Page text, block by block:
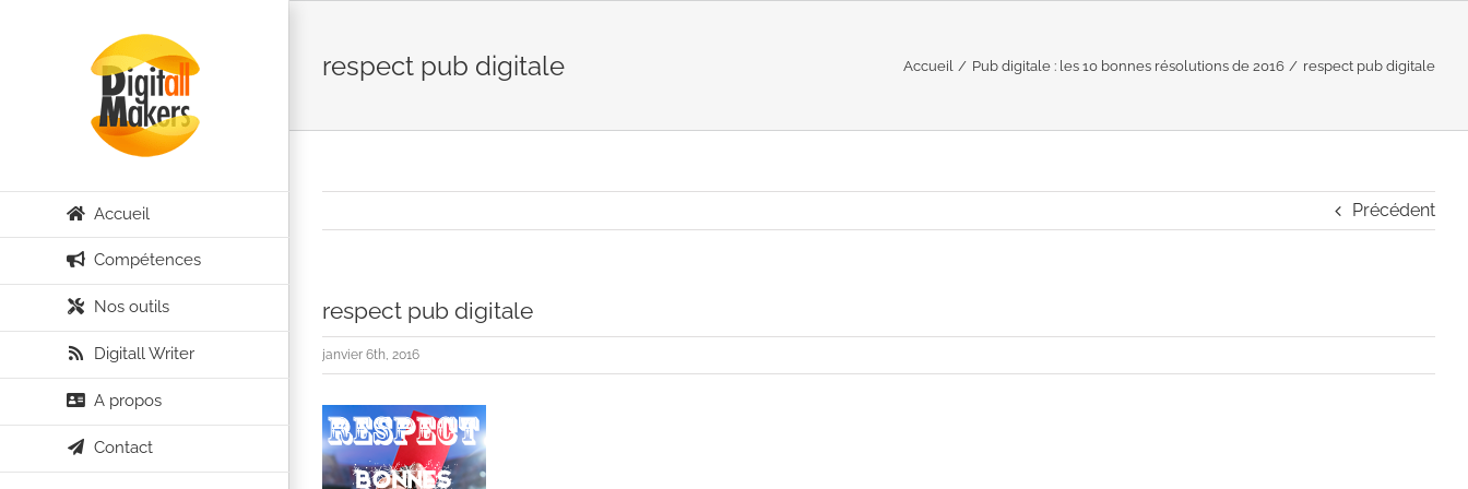
Accueil
Compétences
Nos outils
Digitall Writer
A propos
Contact
respect pub digitale Accueil Pub digitale : les 10 bonnes résolutions de 2016 respect pub digitale
Précédent
respect pub digitale
janvier 6th, 2016